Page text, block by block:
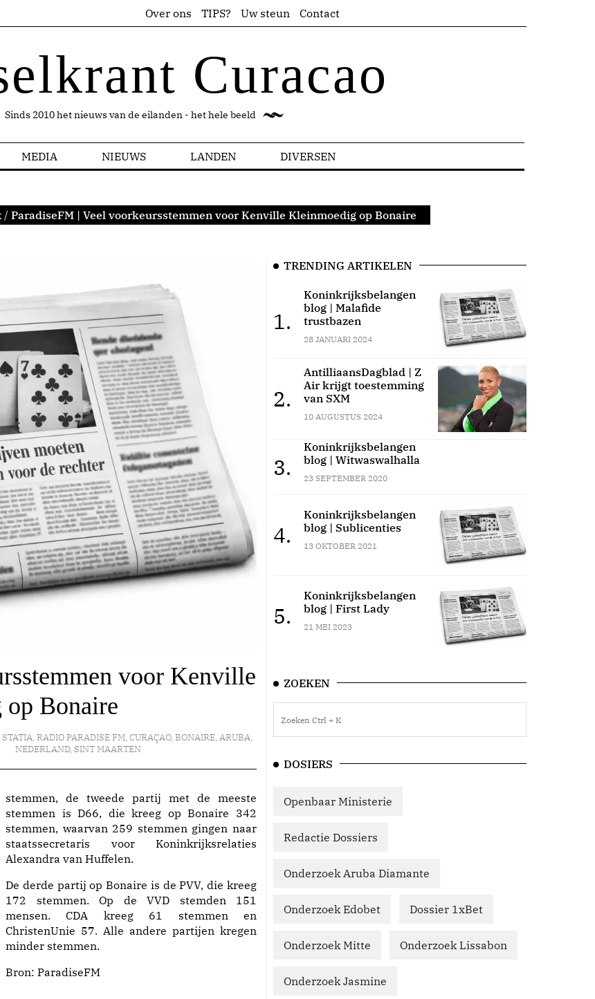
Over ons TIPS? Uw steun Contact
Curacao
Sinds 2010 het nieuws van de eilanden - het hele beeld
MEDIA NIEUWS LANDEN DIVERSEN
/ ParadiseFM | Veel voorkeursstemmen voor Kenville Kleinmoedig op Bonaire
voor Kenville
Bonaire
,RADIO PARADISE FM,CURAÇAO,BONAIRE,ARUBA,
NEDERLAND, SINT MAARTEN
stemmen, de tweede partij met de meeste
stemmen is D66, die kreeg op Bonaire 342
stemmen, waarvan 259 stemmen gingen naar
staatssecretaris voor Koninkrijksrelaties
Alexandra van Huffelen.
De derde partij op Bonaire is de PVV, die kreeg
172 stemmen. Op de VVD stemden 151
mensen. CDA kreeg 61 stemmen en
ChristenUnie 57. Alle andere partijen kregen
minder stemmen.
Bron: ParadiseFM
TRENDING ARTIKELEN
1.
Koninkrijksbelangen
blog | Malafide
trustbazen
28 JANUARI 2024
2.
AntilliaansDagblad | Z
Air krijgt toestemming
van SXM
10 AUGUSTUS 2024
3.
Koninkrijksbelangen
blog | Witwaswalhalla
23 SEPTEMBER 2020
4.
Koninkrijksbelangen
blog | Sublicenties
13 OKTOBER 2021
5.
Koninkrijksbelangen
blog | First Lady
21 MEI 2023
ZOEKEN
DOSIERS
Openbaar Ministerie
Redactie Dossiers
Onderzoek Aruba Diamante
Onderzoek Edobet Dossier 1xBet
Onderzoek Mitte Onderzoek Lissabon
Onderzoek Jasmine